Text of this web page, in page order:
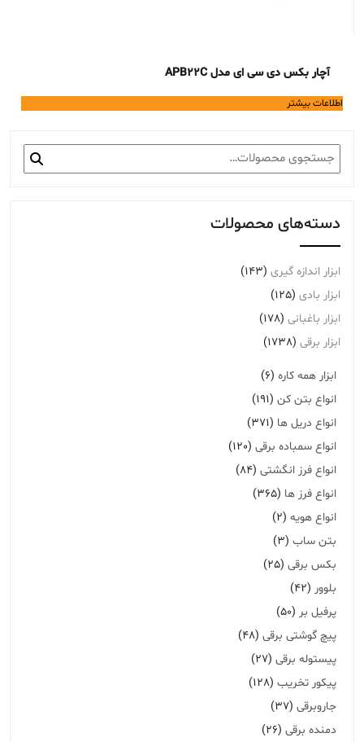
آچار بکس دی سی ای مدل APB22C
اطلاعات بیشتر
جستجو
برای:
دسته‌های محصولات
ابزار اندازه گیری (143)
ابزار بادی (125)
ابزار باغبانی (178)
ابزار برقی (1738)
ابزار همه کاره (6)
انواع بتن کن (191)
انواع دریل ها (371)
انواع سمباده برقی (120)
انواع فرز انگشتی (84)
انواع فرز ها (365)
انواع هویه (2)
بتن ساب (3)
بکس برقی (25)
بلوور (42)
پرفیل بر (50)
پیچ گوشتی برقی (48)
پیستوله برقی (27)
پیکور تخریب (128)
جاروبرقی (37)
دمنده برقی (26)